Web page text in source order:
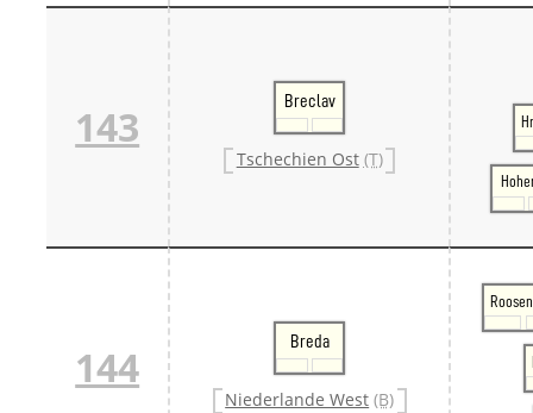
143
Breclav
Tschechien Ost (T)
144
Breda
Niederlande West (B)